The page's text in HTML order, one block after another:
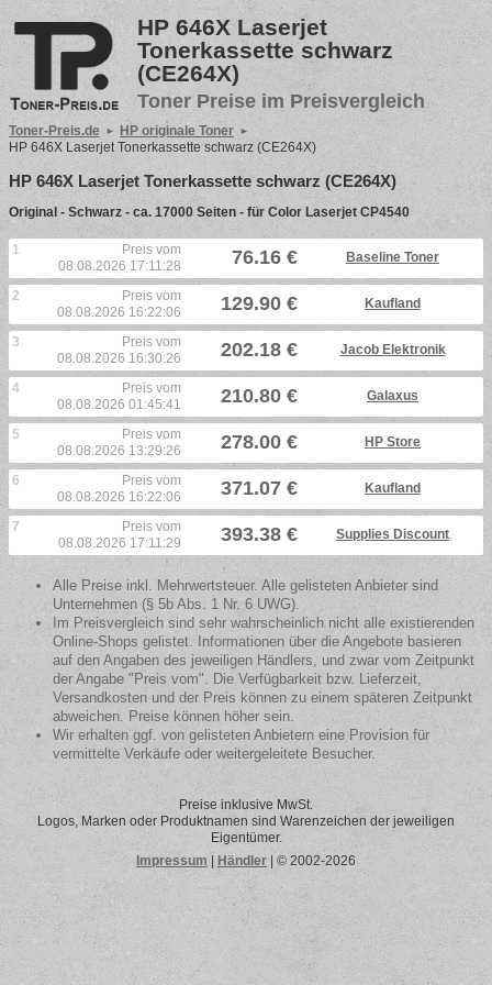
HP 646X Laserjet
Tonerkassette schwarz
(CE264X)
Toner Preise im Preisvergleich
Toner-Preis.de
HP originale Toner
HP 646X Laserjet Tonerkassette schwarz (CE264X)
HP 646X Laserjet Tonerkassette schwarz (CE264X)
Original - Schwarz - ca. 17000 Seiten - für Color Laserjet CP4540
1
Preis vom
08.08.2026 17:11:28
76.16 € Baseline Toner
2
Preis vom
08.08.2026 16:22:06
129.90 € Kaufland
3
Preis vom
08.08.2026 16:30:26
202.18 € Jacob Elektronik
4
Preis vom
08.08.2026 01:45:41
210.80 € Galaxus
5
Preis vom
08.08.2026 13:29:26
278.00 € HP Store
6
Preis vom
08.08.2026 16:22:06
371.07 € Kaufland
7
Preis vom
08.08.2026 17:11:29
393.38 € Supplies Discount
Alle Preise inkl. Mehrwertsteuer. Alle gelisteten Anbieter sind
Unternehmen (§ 5b Abs. 1 Nr. 6 UWG).
Im Preisvergleich sind sehr wahrscheinlich nicht alle existierenden
Online-Shops gelistet. Informationen über die Angebote basieren
auf den Angaben des jeweiligen Händlers, und zwar vom Zeitpunkt
der Angabe "Preis vom". Die Verfügbarkeit bzw. Lieferzeit,
Versandkosten und der Preis können zu einem späteren Zeitpunkt
abweichen. Preise können höher sein.
Wir erhalten ggf. von gelisteten Anbietern eine Provision für
vermittelte Verkäufe oder weitergeleitete Besucher.
Preise inklusive MwSt.
Logos, Marken oder Produktnamen sind Warenzeichen der jeweiligen
Eigentümer.
Impressum
Händler | © 2002-2026